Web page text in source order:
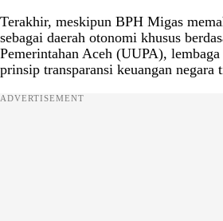
Terakhir, meskipun BPH Migas
sebagai daerah otonomi khusus
Pemerintahan Aceh (UUPA),
prinsip transparansi keuangan negara
ADVERTISEMENT